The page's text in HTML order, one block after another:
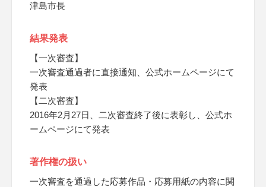
津島市長
結果発表
【一次審査】
一次審査通過者に直接通知、公式ホームページにて
発表
【二次審査】
2016年2月27日、二次審査終了後に表彰し、公式ホ
ームページにて発表
著作権の扱い
一次審査を通過した応募作品・応募用紙の内容に関